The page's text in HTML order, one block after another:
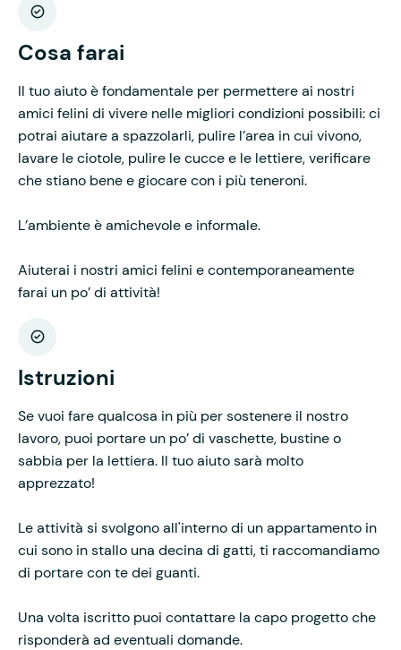
Cosa farai
Il tuo aiuto è fondamentale per permettere ai nostri
amici felini di vivere nelle migliori condizioni possibili: ci
potrai aiutare a spazzolarli, pulire l’area in cui vivono,
lavare le ciotole, pulire le cucce e le lettiere, verificare
che stiano bene e giocare con i più teneroni.
L’ambiente è amichevole e informale.
Aiuterai i nostri amici felini e contemporaneamente
farai un po’ di attività!
Istruzioni
Se vuoi fare qualcosa in più per sostenere il nostro
lavoro, puoi portare un po’ di vaschette, bustine o
sabbia per la lettiera. Il tuo aiuto sarà molto
apprezzato!
Le attività si svolgono all'interno di un appartamento in
cui sono in stallo una decina di gatti, ti raccomandiamo
di portare con te dei guanti.
Una volta iscritto puoi contattare la capo progetto che
risponderà ad eventuali domande.